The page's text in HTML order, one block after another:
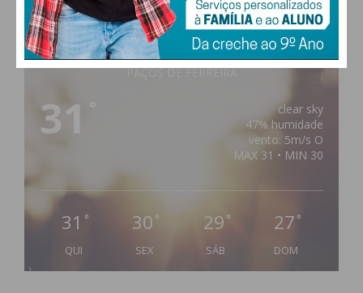
PAÇOS DE FERREIRA
31
clear sky
47% humidade
vento: 5m/s O
MAX 31 • MIN 30
31 °
QUI
30 °
SEX
29 °
SÁB
27 °
DOM